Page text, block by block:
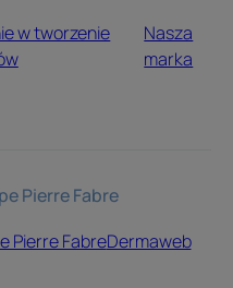
w tworzenie
Nasza
marka
Pierre Fabre
Pierre FabreDermaweb